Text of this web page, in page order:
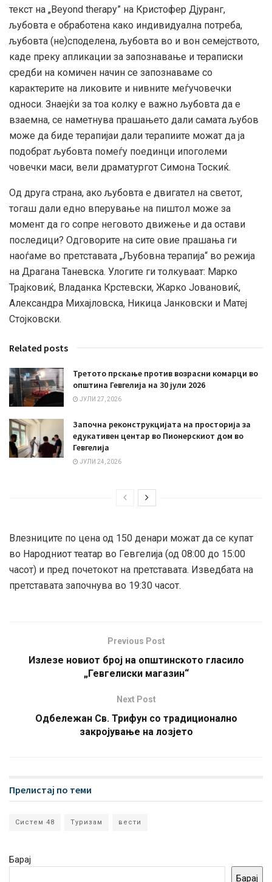
текст на „Beyond therapy” на Кристофер Дјуранг,
љубовта е обработена како индивидуална потреба,
љубовта (не)споделена, љубовта во и вон семејството,
каде преку апликации за запознавање и тераписки
средби на комичен начин се запознаваме со
карактерите на ликовите и нивните меѓучовечки
односи. Знаејќи за тоа колку е важно љубовта да е
взаемна, се наметнува прашањето дали самата љубов
може да биде терапијаи дали терапиите можат да ја
подобрат љубовта помеѓу поединци ипоголеми
човечки маси, вели драматургот Симона Тоскиќ.
Од друга страна, ако љубовта е двигател на светот,
тогаш дали едно вперување на пиштол може за
момент да го сопре неговото движење и да остави
последици? Одговорите на сите овие прашања ги
наоѓаме во претставата „Љубовна терапија“ во режија
на Драгана Таневска. Улогите ги толкуваат: Марко
Трајковиќ, Владанка Крстевски, Жарко Јовановиќ,
Александра Михајловска, Никица Јанковски и Матеј
Стојковски.
Related posts
Третото прскање против возрасни комарци во
општина Гевгелија на 30 јули 2026
ЈУЛИ 27, 2026
Започна реконструкцијата на просторија за
едукативен центар во Пионерскиот дом во
Гевгелија
ЈУЛИ 24, 2026
Влезниците по цена од 150 денари можат да се купат
во Народниот театар во Гевгелија (од 08:00 до 15:00
часот) и пред почетокот на претставата. Изведбата на
претставата започнува во 19:30 часот.
Previous Post
Излезе новиот број на општинското гласило
„Гевгелиски магазин“
Next Post
Одбележан Св. Трифун со традиционално
закројување на лозјето
Прелистај по теми
Систем 48 Туризам вести
Барај
Барај